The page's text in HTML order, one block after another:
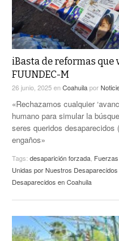
TRAYECTO LAGUNA
A MEDIA MAÑANA
A TODA LEY
TWEETS AND BEATS
LA MEJOR 97.1
ACTUALIDADES
PULSO
LA MEJOR
iBasta de reformas que
FUUNDEC-M
26 junio, 2025enCoahuilapor
«Rechazamos cualquier
humano para simular la
seres queridos
engaños»
Tags: desaparición forzada
Unidas por Nuestros
Desaparecidos en Coahuila